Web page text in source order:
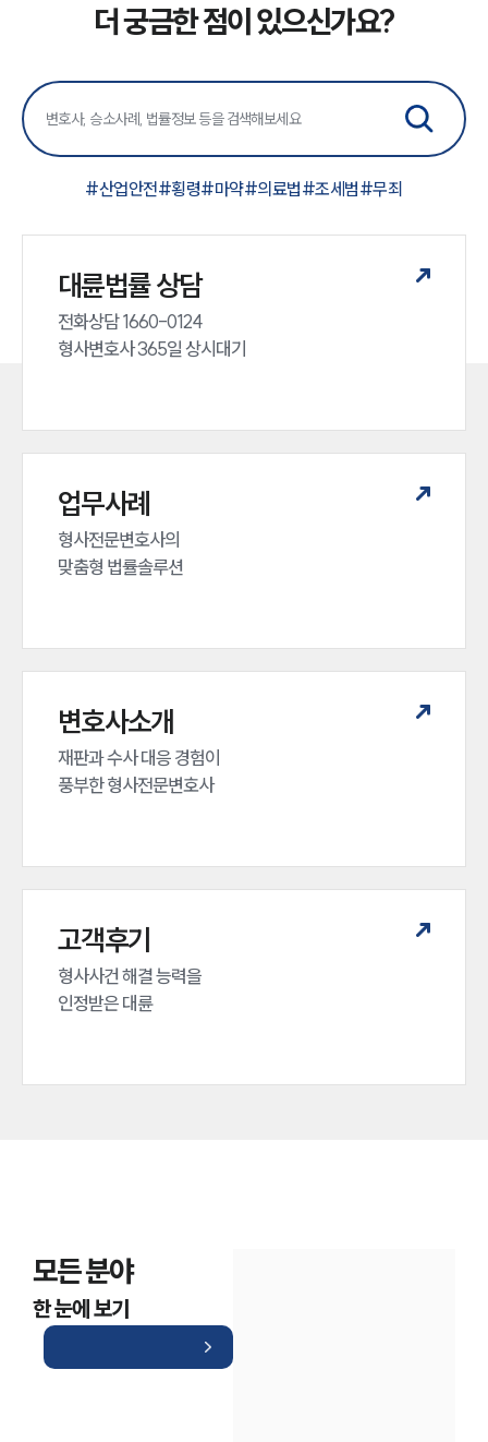
더 궁금한 점이 있으신가요?
#산업안전#횡령#마약#의료법#조세범#무죄
대륜법률 상담
전화상담 1660-0124
형사변호사 365일 상시대기
업무사례
형사전문변호사의
맞춤형 법률솔루션
변호사소개
재판과 수사 대응 경험이
풍부한 형사전문변호사
고객후기
형사사건 해결 능력을
인정받은 대륜
모든 분야
한 눈에 보기